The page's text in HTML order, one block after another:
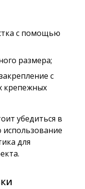
с помощью
размера;
с
крепежных
убедиться в
для